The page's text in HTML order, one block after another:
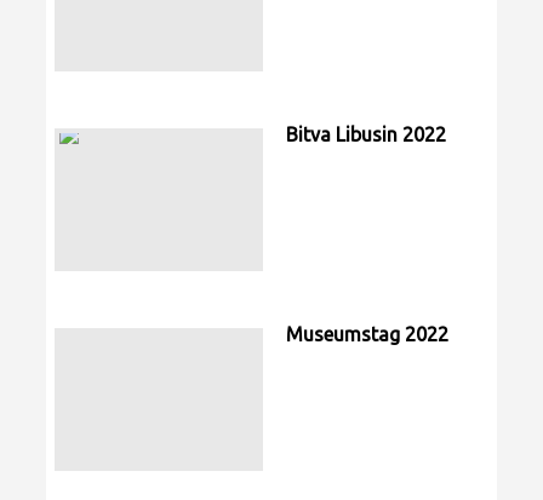
Bitva Libusin 2022
Museumstag 2022